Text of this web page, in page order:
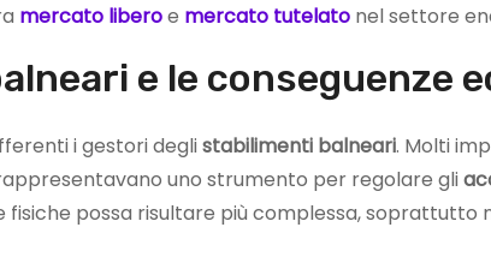
mercato liberoe mercato tutelato nel settore
e le conseguenze
i gestori deglistabilimenti balneari. Molti
uno strumento per regolare gli
fisiche possa risultare più complessa,